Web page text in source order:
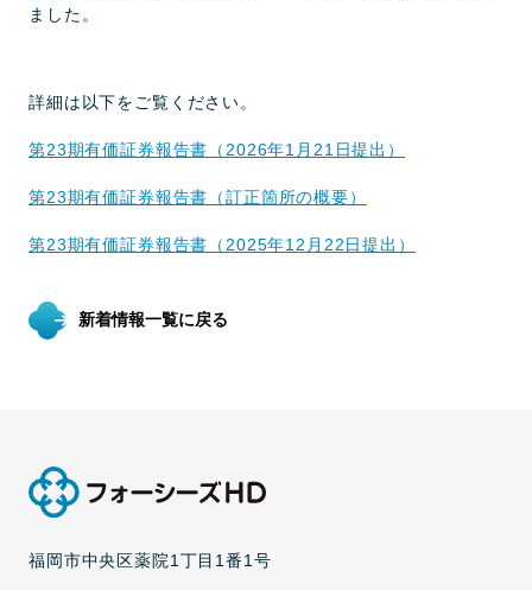
ました。
詳細は以下をご覧ください。
第23期有価証券報告書（2026年1月21日提出）
第23期有価証券報告書（訂正箇所の概要）
第23期有価証券報告書（2025年12月22日提出）
新着情報一覧に戻る
福岡市中央区薬院1丁目1番1号